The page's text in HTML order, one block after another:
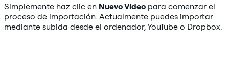
Simplemente haz clic en Nuevo Vídeo para comenzar el
proceso de importación. Actualmente puedes importar
mediante subida desde el ordenador, YouTube o Dropbox.